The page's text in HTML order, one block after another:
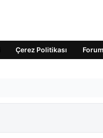
Çerez Politikası Forum